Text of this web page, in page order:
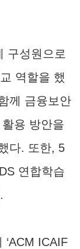
구성원으로
역할을 했
께 금융보안
용 방안을
다. 또한, 5
연합학습
ICAIF